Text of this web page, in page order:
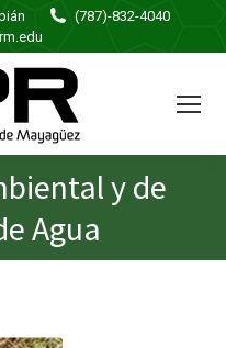
(787)-832-4040
y de
Agua